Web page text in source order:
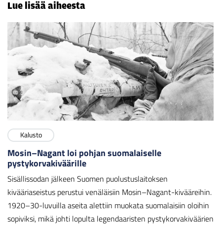
Lue lisää aiheesta
Kalusto
Mosin–Nagant loi pohjan suomalaiselle
pystykorvakiväärille
Sisällissodan jälkeen Suomen puolustuslaitoksen
kivääriaseistus perustui venäläisiin Mosin–Nagant-kivääreihin.
1920–30-luvuilla aseita alettiin muokata suomalaisiin oloihin
sopiviksi, mikä johti lopulta legendaaristen pystykorvakiväärien